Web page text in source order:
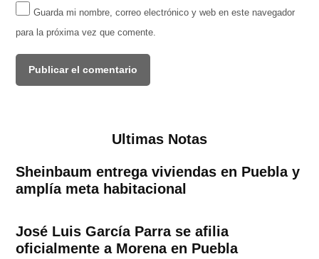
Guarda mi nombre, correo electrónico y web en este navegador
para la próxima vez que comente.
Ultimas Notas
Sheinbaum entrega viviendas en Puebla y
amplía meta habitacional
José Luis García Parra se afilia
oficialmente a Morena en Puebla